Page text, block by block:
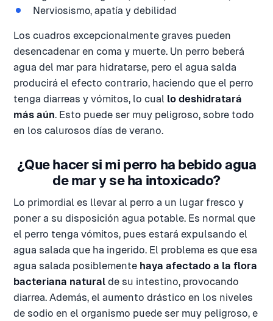
Nerviosismo, apatía y debilidad
Los cuadros excepcionalmente graves pueden
desencadenar en coma y muerte. Un perro beberá
agua del mar para hidratarse, pero el agua salda
producirá el efecto contrario, haciendo que el perro
tenga diarreas y vómitos, lo cual lo deshidratará
más aún. Esto puede ser muy peligroso, sobre todo
en los calurosos días de verano.
¿Que hacer si mi perro ha bebido agua
de mar y se ha intoxicado?
Lo primordial es llevar al perro a un lugar fresco y
poner a su disposición agua potable. Es normal que
el perro tenga vómitos, pues estará expulsando el
agua salada que ha ingerido. El problema es que esa
agua salada posiblemente haya afectado a la flora
bacteriana natural de su intestino, provocando
diarrea. Además, el aumento drástico en los niveles
de sodio en el organismo puede ser muy peligroso, e